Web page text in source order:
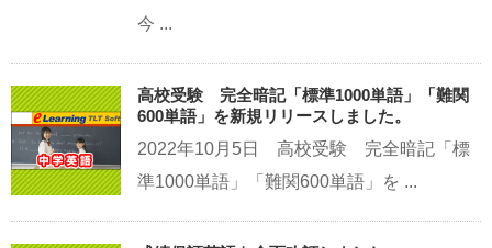
今 ...
高校受験 完全暗記「標準1000単語」「難関
600単語」を新規リリースしました。
2022年10月5日 高校受験 完全暗記「標
準1000単語」「難関600単語」を ...